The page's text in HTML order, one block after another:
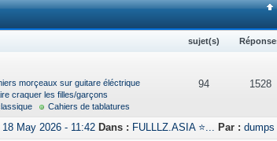
sujet(s)
morçeaux sur guitare éléctrique
craquer les filles/garçons
Cahiers de tablatures
94 1528
18 May 2026 - 11:42 Dans : FULLLZ.ASIA ⭐... Par : dumps